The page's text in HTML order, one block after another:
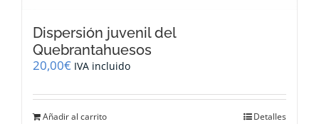
Dispersión juvenil del
Quebrantahuesos
20,00€ IVA incluido
Añadir al carrito Detalles